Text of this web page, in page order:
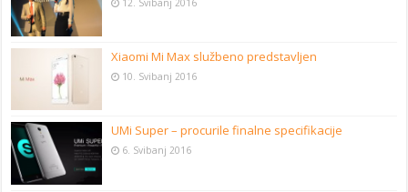
12. Svibanj 2016
Xiaomi Mi Max službeno predstavljen
10. Svibanj 2016
UMi Super – procurile finalne specifikacije
6. Svibanj 2016